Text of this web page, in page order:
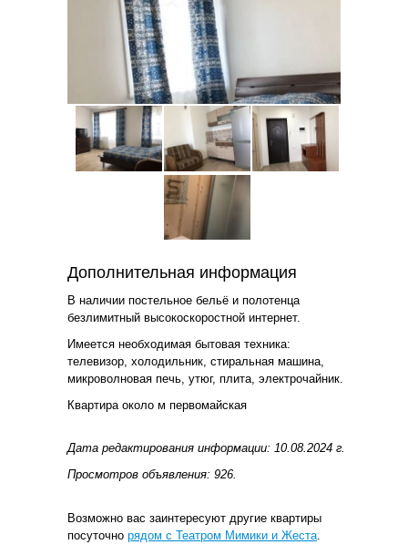
Дополнительная информация
В наличии постельное бельё и полотенца
безлимитный высокоскоростной интернет.
Имеется необходимая бытовая техника:
телевизор, холодильник, стиральная машина,
микроволновая печь, утюг, плита, электрочайник.
Квартира около м первомайская
Дата редактирования информации: 10.08.2024 г.
Просмотров объявления: 926.
Возможно вас заинтересуют другие квартиры
посуточно рядом с Театром Мимики и Жеста